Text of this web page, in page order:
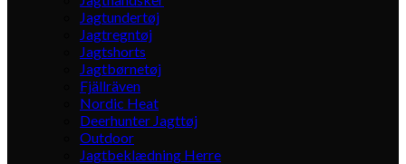
Jagtundertøj
Jagtregntøj
Jagtshorts
Jagtbørnetøj
Fjällräven
Nordic Heat
Deerhunter Jagttøj
Outdoor
Jagtbeklædning Herre